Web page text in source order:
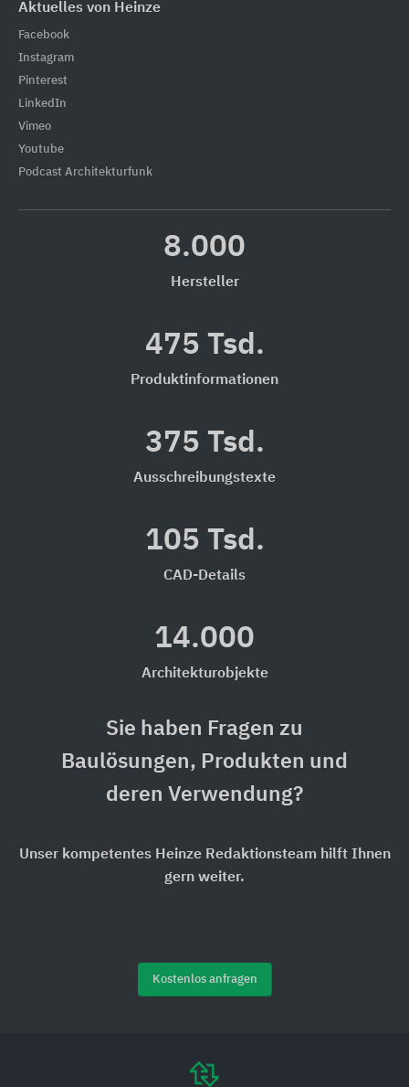
Aktuelles von Heinze
Facebook
Instagram
Pinterest
LinkedIn
Vimeo
Youtube
Podcast Architekturfunk
8.000
Hersteller
475 Tsd.
Produktinformationen
375 Tsd.
Ausschreibungstexte
105 Tsd.
CAD-Details
14.000
Architekturobjekte
Sie haben Fragen zu
Baulösungen, Produkten und
deren Verwendung?
Unser kompetentes Heinze Redaktionsteam hilft Ihnen
gern weiter.
Kostenlos anfragen